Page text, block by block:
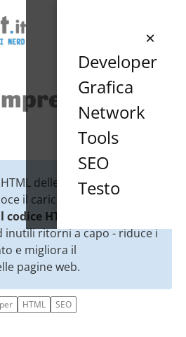
×
Developer
Grafica
Network
Tools
SEO
Testo
delle tue pagine web
il caricamento del tuo
HTML
inutili ritorni a capo - riduce i
e migliora il
pagine web.
HTML SEO